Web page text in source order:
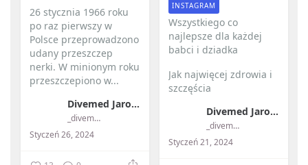
26 stycznia 1966 roku
po raz pierwszy w
Polsce przeprowadzono
udany przeszczep
nerki. W minionym roku
przeszczepiono w...
Divemed Jarosław Przybylski
_divemed_
Styczeń 26, 2024
Wszystkiego co
najlepsze dla każdej
babci i dziadka ️
Jak najwięcej zdrowia i
szczęścia
Divemed Jarosław Przybylski
_divemed_
Styczeń 21, 2024
INSTAGRAM